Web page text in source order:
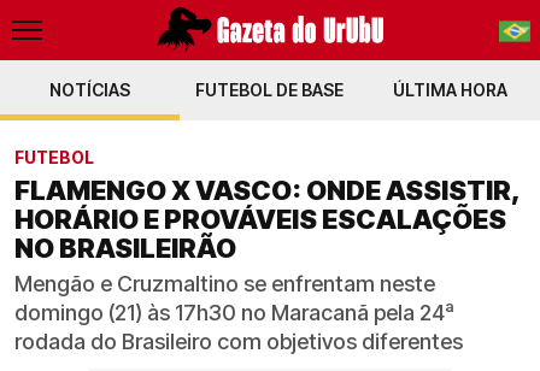
PT-BR
NOTÍCIAS FUTEBOL DE BASE ÚLTIMA HORA
FUTEBOL
FLAMENGO X VASCO: ONDE ASSISTIR,
HORÁRIO E PROVÁVEIS ESCALAÇÕES
NO BRASILEIRÃO
Mengão e Cruzmaltino se enfrentam neste
domingo (21) às 17h30 no Maracanã pela 24ª
rodada do Brasileiro com objetivos diferentes